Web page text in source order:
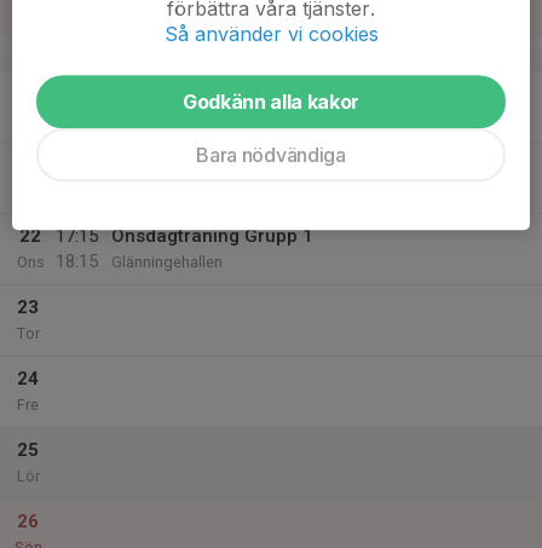
20
Mån
22
Ons
17:15
18:15
Onsdagträning Grupp 1
Glänningehallen
23
Tor
24
Fre
25
Lör
26
förbättra våra tjänster.
Så använder vi cookies
Godkänn alla kakor
Bara nödvändiga